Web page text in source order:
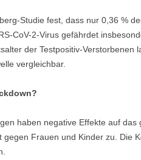
Studie fest, dass nur 0,36 %
CoV-2-Virus gefährdet
der Testpositiv-Verstorbenen
vergleichbar.
haben negative Effekte auf das
Frauen und Kinder zu. Die